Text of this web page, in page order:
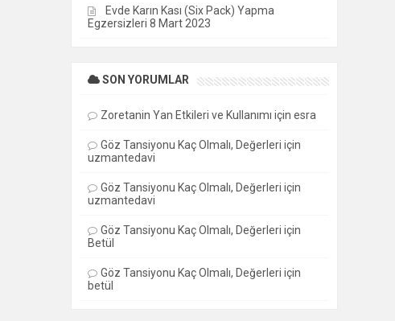
Evde Karın Kası (Six Pack) Yapma
Egzersizleri 8 Mart 2023
SON YORUMLAR
Zoretanin Yan Etkileri ve Kullanımı için esra
Göz Tansiyonu Kaç Olmalı, Değerleri için
uzmantedavi
Göz Tansiyonu Kaç Olmalı, Değerleri için
uzmantedavi
Göz Tansiyonu Kaç Olmalı, Değerleri için
Betül
Göz Tansiyonu Kaç Olmalı, Değerleri için
betül